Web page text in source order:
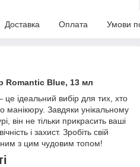
Доставка Оплата Умови
Romantic Blue, 13 мл
ідеальний вибір для тих, хто
манікюру. Завдяки унікальному
він не тільки прикрасить ваші
і захист. Зробіть свій
з цим чудовим топом!